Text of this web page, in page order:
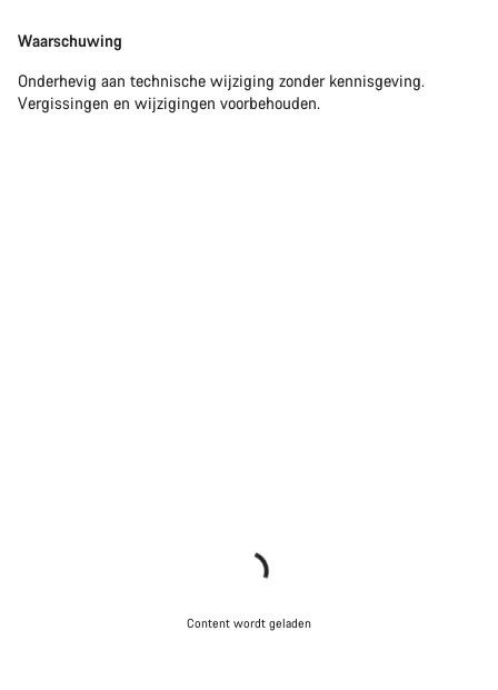
Waarschuwing
Onderhevig aan technische wijziging zonder kennisgeving.
Vergissingen en wijzigingen voorbehouden.
Content wordt geladen